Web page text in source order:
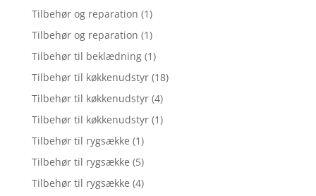
Tilbehør og reparation (1)
Tilbehør og reparation (1)
Tilbehør til beklædning (1)
Tilbehør til køkkenudstyr (18)
Tilbehør til køkkenudstyr (4)
Tilbehør til køkkenudstyr (1)
Tilbehør til rygsække (1)
Tilbehør til rygsække (5)
Tilbehør til rygsække (4)